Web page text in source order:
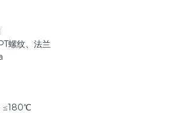
螺纹、法兰
≤180℃